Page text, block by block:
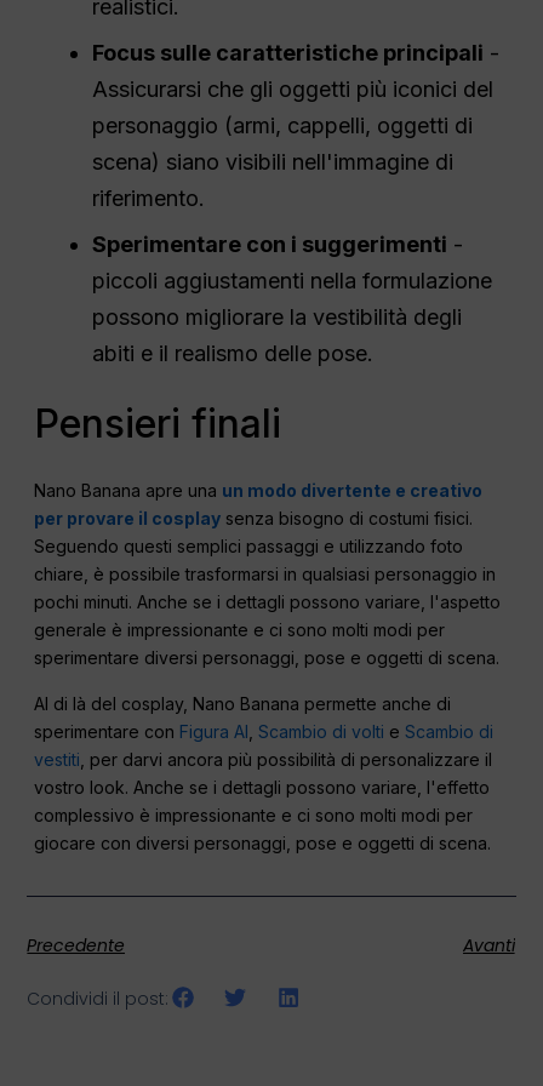
realistici.
Focus sulle caratteristiche principali -
Assicurarsi che gli oggetti più iconici del
personaggio (armi, cappelli, oggetti di
scena) siano visibili nell'immagine di
riferimento.
Sperimentare con i suggerimenti -
piccoli aggiustamenti nella formulazione
possono migliorare la vestibilità degli
abiti e il realismo delle pose.
Pensieri finali
Nano Banana apre una un modo divertente e creativo
per provare il cosplay senza bisogno di costumi fisici.
Seguendo questi semplici passaggi e utilizzando foto
chiare, è possibile trasformarsi in qualsiasi personaggio in
pochi minuti. Anche se i dettagli possono variare, l'aspetto
generale è impressionante e ci sono molti modi per
sperimentare diversi personaggi, pose e oggetti di scena.
Al di là del cosplay, Nano Banana permette anche di
sperimentare con Figura AI ,Scambio di volti eScambio di
vestiti , per darvi ancora più possibilità di personalizzare il
vostro look. Anche se i dettagli possono variare, l'effetto
complessivo è impressionante e ci sono molti modi per
giocare con diversi personaggi, pose e oggetti di scena.
Precedente Avanti
Condividi il post: